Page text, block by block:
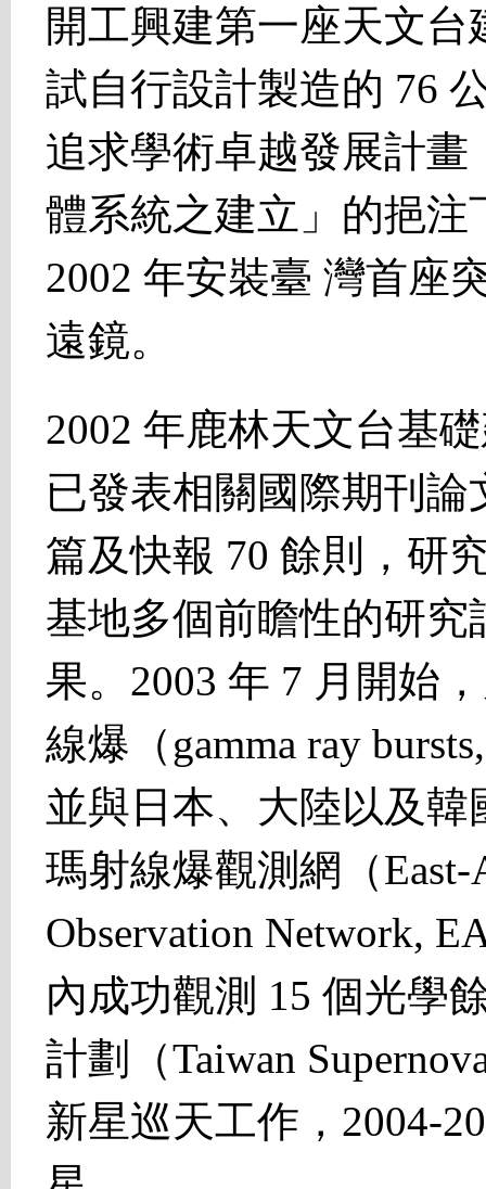
開工興建第一座天文
試自行設計製造的 76
追求學術卓越發展計
體系統之建立」的挹注
2002 年安裝臺 灣首座
遠鏡。
2002 年鹿林天文台基
已發表相關國際期刊論
篇及快報 70 餘則，研
基地多個前瞻性的研
果。2003 年 7 月開始
線爆（gamma ray
並與日本、大陸以及
瑪射線爆觀測網（East-
Observation Network,
內成功觀測 15 個光學
計劃（Taiwan
新星巡天工作，2004-